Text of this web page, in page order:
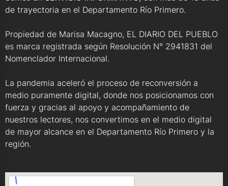
de trayectoria en el Departamento Río Primero.
Propiedad de Marisa Macagno, EL DIARIO DEL PUEBLO
es marca registrada según Resolución N° 2941831 del
Nomenclador Internacional.
La pandemia aceleró el proceso de reconversión a
medio puramente digital, donde nos posicionamos con
fuerza y gracias al apoyo y acompañamiento de
nuestros lectores, nos convertimos en el medio digital
de mayor alcance en el Departamento Río Primero y la
región.